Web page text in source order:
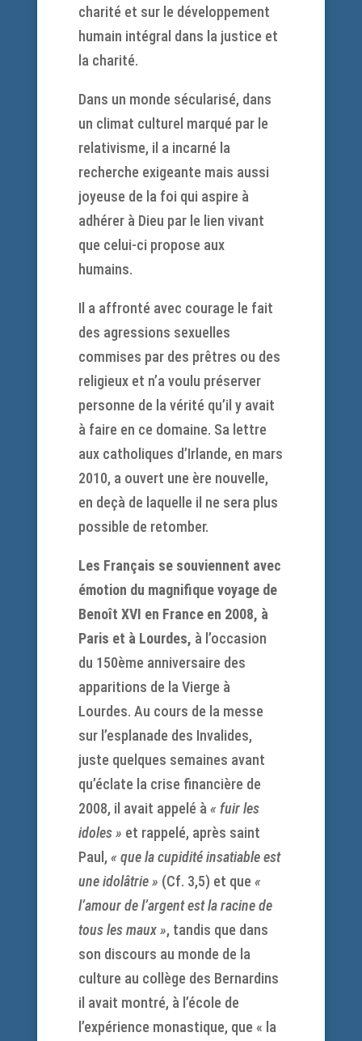
charité et sur le développement
humain intégral dans la justice et
la charité.
Dans un monde sécularisé, dans
un climat culturel marqué par le
relativisme, il a incarné la
recherche exigeante mais aussi
joyeuse de la foi qui aspire à
adhérer à Dieu par le lien vivant
que celui-ci propose aux
humains.
Il a affronté avec courage le fait
des agressions sexuelles
commises par des prêtres ou des
religieux et n’a voulu préserver
personne de la vérité qu’il y avait
à faire en ce domaine. Sa lettre
aux catholiques d’Irlande, en mars
2010, a ouvert une ère nouvelle,
en deçà de laquelle il ne sera plus
possible de retomber.
Les Français se souviennent avec
émotion du magnifique voyage de
Benoît XVI en France en 2008, à
Paris et à Lourdes, à l’occasion
du 150ème anniversaire des
apparitions de la Vierge à
Lourdes. Au cours de la messe
sur l’esplanade des Invalides,
juste quelques semaines avant
qu’éclate la crise financière de
2008, il avait appelé à« fuir les
idoles » et rappelé, après saint
Paul,« que la cupidité insatiable est
une idolâtrie » (Cf. 3,5) et que«
l’amour de l’argent est la racine de
tous les maux », tandis que dans
son discours au monde de la
culture au collège des Bernardins
il avait montré, à l’école de
l’expérience monastique, que « la